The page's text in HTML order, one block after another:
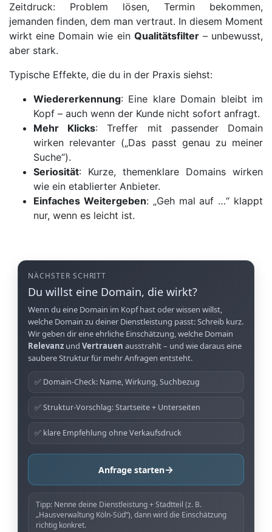
Zeitdruck: Problem lösen, Termin bekommen,
jemanden finden, dem man vertraut. In diesem Moment
wirkt eine Domain wie ein Qualitätsfilter– unbewusst,
aber stark.
Typische Effekte, die du in der Praxis siehst:
Wiedererkennung: Eine klare Domain bleibt im
Kopf – auch wenn der Kunde nicht sofort anfragt.
Mehr Klicks: Treffer mit passender Domain
wirken relevanter („Das passt genau zu meiner
Suche“).
Seriosität: Kurze, themenklare Domains wirken
wie ein etablierter Anbieter.
Einfaches Weitergeben: „Geh mal auf …“ klappt
nur, wenn es leicht ist.
NÄCHSTER SCHRITT
Du willst eine Domain, die wirkt?
Wenn du eine Domain im Kopf hast oder wissen willst,
welche Domain zu deiner Dienstleistung passt: Schreib kurz.
Wir geben dir eine ehrliche Einschätzung, welche Domain
Relevanz und Vertrauen ausstrahlt – und wie daraus eine
saubere Struktur für mehr Anfragen entsteht.
✅ Domain-Check: Name, Wirkung, Suchbezug
✅ Struktur-Vorschlag: Startseite + Unterseiten
✅ klare Empfehlung ohne Verkaufsdruck
Anfrage starten→
Tipp: Nenne deine Dienstleistung + Stadtteil (z. B.
„Hausverwaltung Köln-Süd“), dann wird die Einschätzung
richtig konkret.